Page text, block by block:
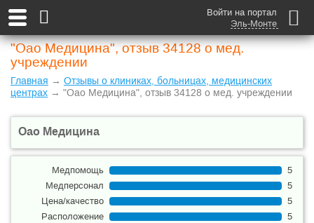
Войти на портал
Эль-Монте
"Оао Медицина", отзыв 34128 о мед.
учреждении
Главная → Отзывы о клиниках, больницах, медицинских
центрах → "Оао Медицина", отзыв 34128 о мед. учреждении
Оао Медицина
Медпомощь
5
Медперсонал
5
Цена/качество
5
Расположение
5